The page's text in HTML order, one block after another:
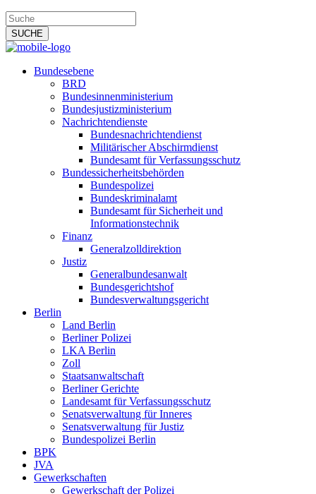
Bundesebene
BRD
Bundesinnenministerium
Bundesjustizministerium
Nachrichtendienste
Bundesnachrichtendienst
Militärischer Abschirmdienst
Bundesamt für Verfassungsschutz
Bundessicherheitsbehörden
Bundespolizei
Bundeskriminalamt
Bundesamt für Sicherheit und
Informationstechnik
Finanz
Generalzolldirektion
Justiz
Generalbundesanwalt
Bundesgerichtshof
Bundesverwaltungsgericht
Berlin
Land Berlin
Berliner Polizei
LKA Berlin
Zoll
Staatsanwaltschaft
Berliner Gerichte
Landesamt für Verfassungsschutz
Senatsverwaltung für Inneres
Senatsverwaltung für Justiz
Bundespolizei Berlin
BPK
JVA
Gewerkschaften
Gewerkschaft der Polizei